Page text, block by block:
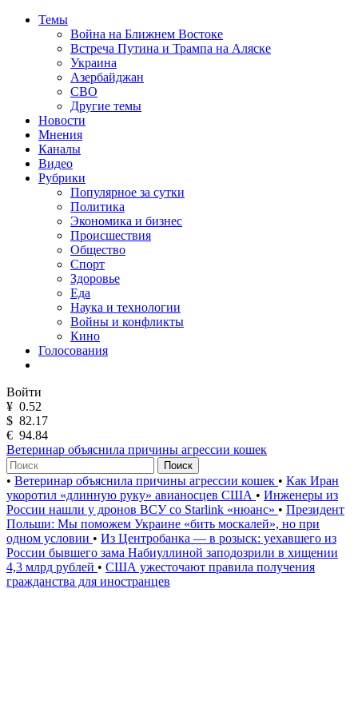
Темы
Война на Ближнем Востоке
Встреча Путина и Трампа на Аляске
Украина
Азербайджан
СВО
Другие темы
Новости
Мнения
Каналы
Видео
Рубрики
Популярное за сутки
Политика
Экономика и бизнес
Происшествия
Общество
Спорт
Здоровье
Еда
Наука и технологии
Войны и конфликты
Кино
Голосования
Войти
¥ 0.52
$ 82.17
€ 94.84
Ветеринар объяснила причины агрессии кошек
Поиск
• Ветеринар объяснила причины агрессии кошек • Как Иран
укоротил «длинную руку» авианосцев США • Инженеры из
России нашли у дронов ВСУ со Starlink «нюанс» • Президент
Польши: Мы поможем Украине «бить москалей», но при
одном условии • Из Центробанка — в розыск: уехавшего из
России бывшего зама Набиуллиной заподозрили в хищении
4,3 млрд рублей • США ужесточают правила получения
гражданства для иностранцев